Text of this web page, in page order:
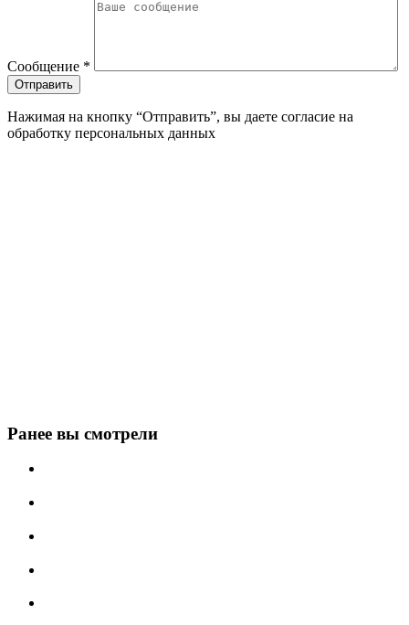
Сообщение *
Нажимая на кнопку “Отправить”, вы даете согласие на
обработку персональных данных
Ранее вы смотрели